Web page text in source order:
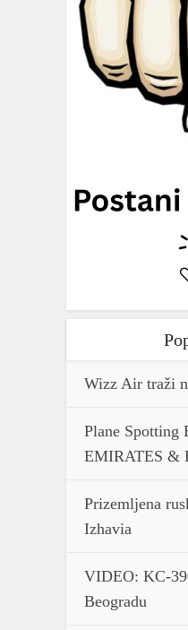
Wizz Air traži
Plane Spotting
EMIRATES &
Prizemljena
Izhavia
VIDEO: KC-
Beogradu